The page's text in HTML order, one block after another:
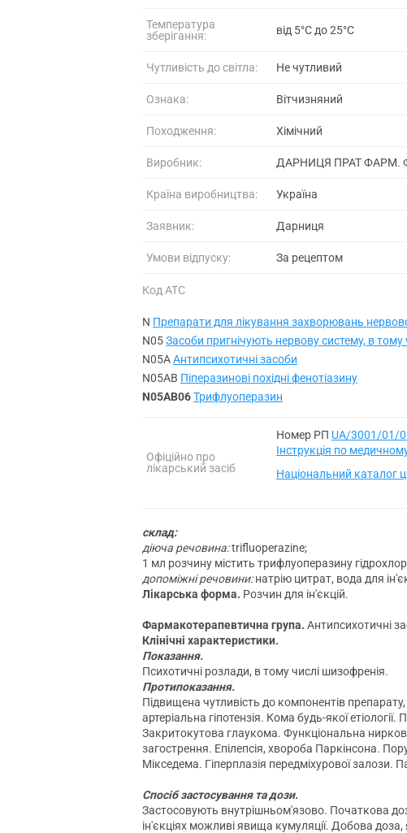
Температура
зберігання:
від 5°C до 25°C
Чутливість до світла: Не чутливий
Ознака: Вітчизняний
Походження: Хімічний
Виробник: ДАРНИЦЯ ПРАТ ФАРМ.
Країна виробництва: Україна
Заявник: Дарниця
Умови відпуску: За рецептом
Код АТС
N Препарати для лікування захворювань
N05Засоби пригнічують нервову систему, в тому
N05AАнтипсихотичні засоби
N05AB Піперазинові похідні фенотіазину
N05AB06Трифлуоперазин
Офіційно про
лікарський засіб
Номер РП UA/3001/01/
Інструкція по
Національний каталог
склад:
діюча речовина:trifluoperazine;
1 мл розчину містить трифлуоперазину
допоміжні речовини:натрію цитрат, вода для
Лікарська форма. Розчин для ін'єкцій.
Фармакотерапевтична група. Антипсихотичні
Клінічні характеристики.
Показання.
Психотичні розлади, в тому числі шизофренія.
Протипоказання.
Підвищена чутливість до компонентів
артеріальна гіпотензія. Кома будь-якої
Закритокутова глаукома. Функціональна
загострення. Епілепсія, хвороба Паркінсона.
Мікседема. Гіперплазія передміхурової залози.
Спосіб застосування та дози.
Застосовують внутрішньом'язово. Початкова
ін'єкціях можливі явища кумуляції. Добова